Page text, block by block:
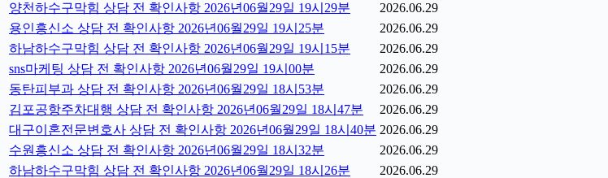
양천하수구막힘 상담 전 확인사항 2026년06월29일 19시29분
2026.06.29
용인흥신소 상담 전 확인사항 2026년06월29일 19시25분
2026.06.29
하남하수구막힘 상담 전 확인사항 2026년06월29일 19시15분
2026.06.29
sns마케팅 상담 전 확인사항 2026년06월29일 19시00분
2026.06.29
동탄피부과 상담 전 확인사항 2026년06월29일 18시53분
2026.06.29
김포공항주차대행 상담 전 확인사항 2026년06월29일 18시47분
2026.06.29
대구이혼전문변호사 상담 전 확인사항 2026년06월29일 18시40분 2026.06.29
수원흥신소 상담 전 확인사항 2026년06월29일 18시32분
2026.06.29
하남하수구막힘 상담 전 확인사항 2026년06월29일 18시26분
2026.06.29